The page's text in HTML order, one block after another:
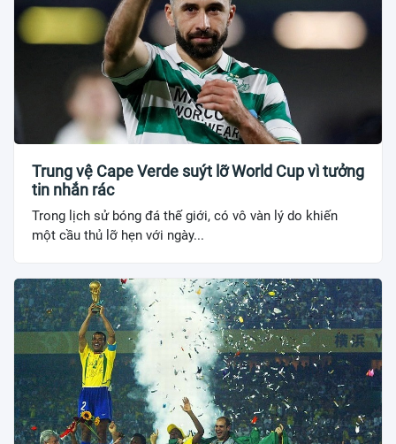
Trung vệ Cape Verde suýt lỡ World Cup vì tưởng
tin nhắn rác
Trong lịch sử bóng đá thế giới, có vô vàn lý do khiến
một cầu thủ lỡ hẹn với ngày...